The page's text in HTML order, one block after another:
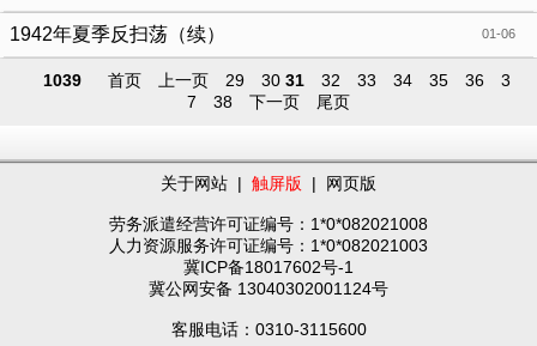
01-06
1942年夏季反扫荡（续）
1039 首页 上一页 29 30 31 32 33 34 35 36
3
7
38 下一页 尾页
关于网站 | 触屏版 | 网页版
劳务派遣经营许可证编号：1*0*082021008
人力资源服务许可证编号：1*0*082021003
冀ICP备18017602号-1
冀公网安备 13040302001124号
客服电话：0310-3115600